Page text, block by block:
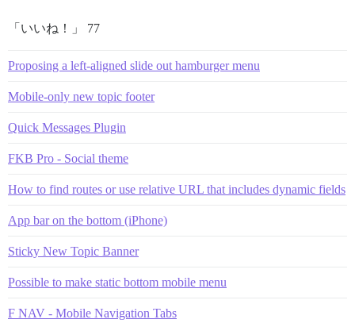
「いいね！」 77
Proposing a left-aligned slide out hamburger menu
Mobile-only new topic footer
Quick Messages Plugin
FKB Pro - Social theme
How to find routes or use relative URL that includes dynamic fields
App bar on the bottom (iPhone)
Sticky New Topic Banner
Possible to make static bottom mobile menu
F NAV - Mobile Navigation Tabs